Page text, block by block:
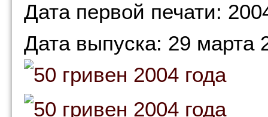
Дата первой печати:
Дата выпуска: 29 марта